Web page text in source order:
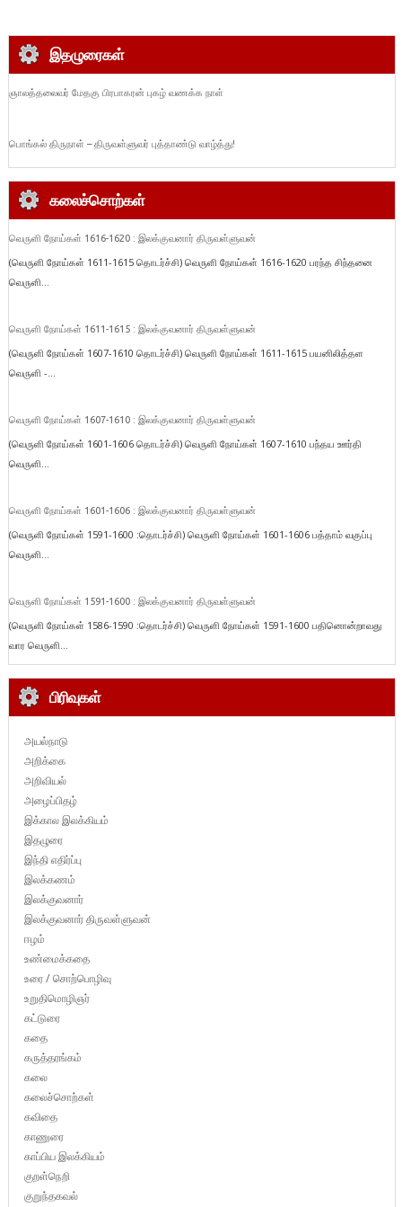
இதழுரைகள்
ஞாலத்தலைவர் மேதகு பிரபாகரன் புகழ் வணக்க நாள்
பொங்கல் திருநாள் – திருவள்ளுவர் புத்தாண்டு வாழ்த்து!
கலைச்சொற்கள்
வெருளி நோய்கள் 1616-1620 : இலக்குவனார் திருவள்ளுவன்
(வெருளி நோய்கள் 1611-1615 தொடர்ச்சி) வெருளி நோய்கள் 1616-1620 பரந்த சிந்தனை
வெருளி...
வெருளி நோய்கள் 1611-1615 : இலக்குவனார் திருவள்ளுவன்
(வெருளி நோய்கள் 1607-1610 தொடர்ச்சி) வெருளி நோய்கள் 1611-1615 பயனிலித்தள
வெருளி -...
வெருளி நோய்கள் 1607-1610 : இலக்குவனார் திருவள்ளுவன்
(வெருளி நோய்கள் 1601-1606 தொடர்ச்சி) வெருளி நோய்கள் 1607-1610 பந்தய ஊர்தி
வெருளி...
வெருளி நோய்கள் 1601-1606 : இலக்குவனார் திருவள்ளுவன்
(வெருளி நோய்கள் 1591-1600 :தொடர்ச்சி) வெருளி நோய்கள் 1601-1606 பத்தாம் வகுப்பு
வெருளி...
வெருளி நோய்கள் 1591-1600 : இலக்குவனார் திருவள்ளுவன்
(வெருளி நோய்கள் 1586-1590 :தொடர்ச்சி) வெருளி நோய்கள் 1591-1600 பதினொன்றாவது
வார வெருளி...
பிரிவுகள்
அயல்நாடு
அறிக்கை
அறிவியல்
அழைப்பிதழ்
இக்கால இலக்கியம்
இதழுரை
இந்தி எதிர்ப்பு
இலக்கணம்
இலக்குவனார்
இலக்குவனார் திருவள்ளுவன்
ஈழம்
உண்மைக்கதை
உரை / சொற்பொழிவு
உறுதிமொழிஞர்
கட்டுரை
கதை
கருத்தரங்கம்
கலை
கலைச்சொற்கள்
கவிதை
காணுரை
காப்பிய இலக்கியம்
குறள்நெறி
குறுந்தகவல்